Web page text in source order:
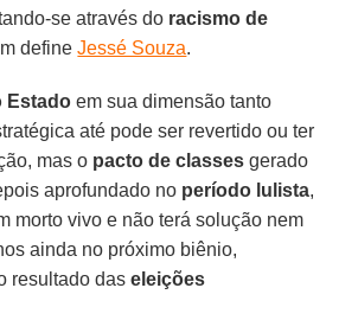
se através do racismo de
defineJessé Souza.
Estado em sua dimensão tanto
até pode ser revertido ou ter
mas o pacto de classes gerado
aprofundado no período lulista,
morto vivo e não terá solução nem
ainda no próximo biênio,
resultado daseleições